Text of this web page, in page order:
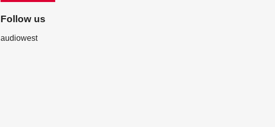
Follow us
audiowest